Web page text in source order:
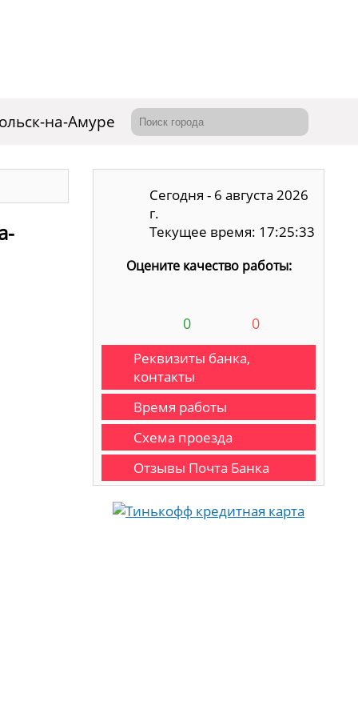
на-Амуре
Сегодня - 6 августа 2026
г.
Текущее время: 17:25:34
Оцените качество работы:
0 0
Реквизиты банка,
контакты
Время работы
Схема проезда
Отзывы Почта Банка